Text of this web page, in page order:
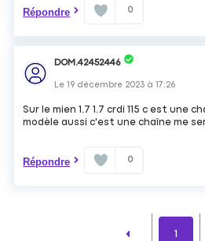
Répondre 0
DOM.42452446
Le19 décembre 2023 à17:26
Sur le mien 1.7 1.7 crdi 115 c est une
modèle aussi c'est une chaîne me
Répondre 0
1